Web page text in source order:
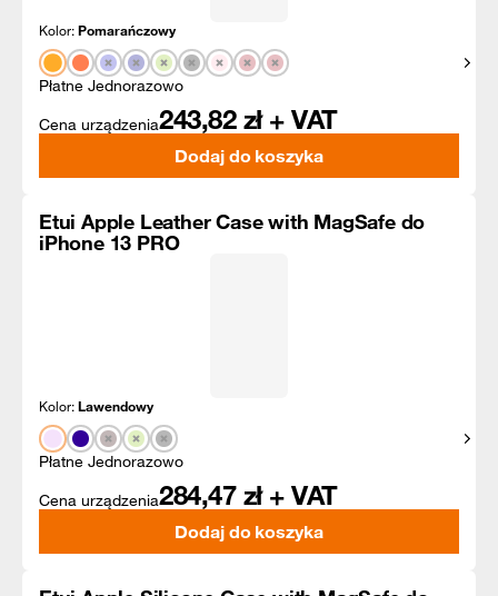
Kolor:Pomarańczowy
Płatne Jednorazowo
Cena urządzenia243,82 zł + VAT
Dodaj do koszyka
Etui Apple Leather Case with MagSafe do
iPhone 13 PRO
Kolor:Lawendowy
Płatne Jednorazowo
Cena urządzenia284,47 zł + VAT
Dodaj do koszyka